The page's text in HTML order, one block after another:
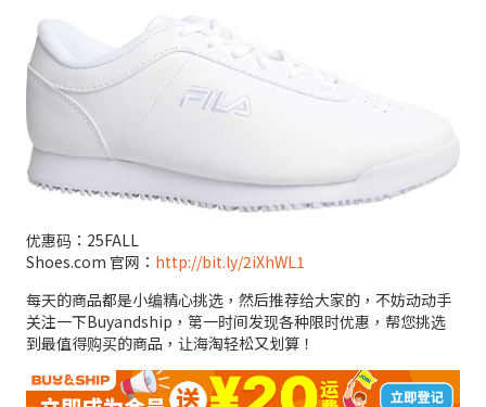
优惠码：25FALL
Shoes.com 官网： http://bit.ly/2iXhWL1
每天的商品都是小编精心挑选，然后推荐给大家的，不妨动动手
关注一下Buyandship，第一时间发现各种限时优惠，帮您挑选
到最值得购买的商品，让海淘轻松又划算！